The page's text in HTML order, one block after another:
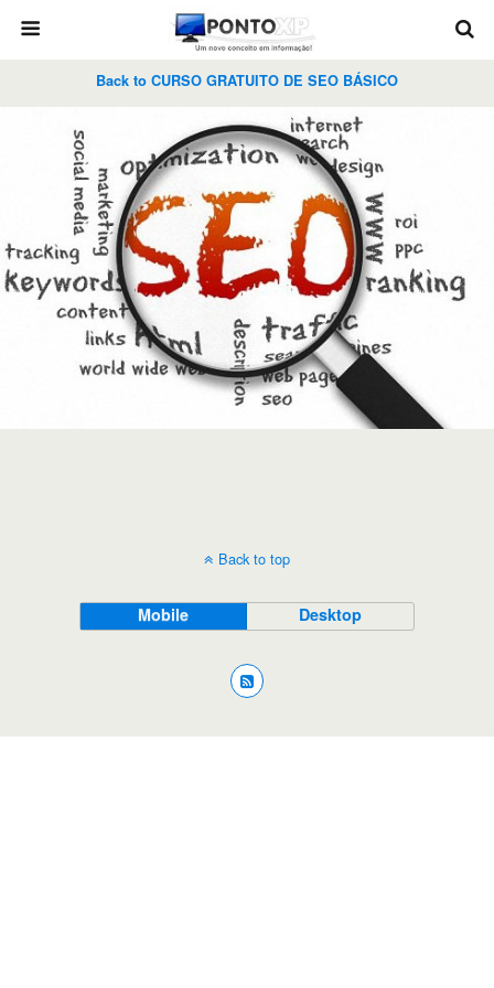
Back to CURSO GRATUITO DE SEO BÁSICO
Back to top
Mobile Desktop